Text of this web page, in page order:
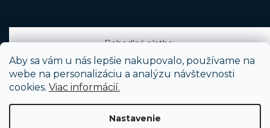
Aby sa vám u nás lepšie nakupovalo, používame na
webe na personalizáciu a analýzu návštevnosti
cookies. Viac informácií.
Nastavenie
Pohodlná platba: